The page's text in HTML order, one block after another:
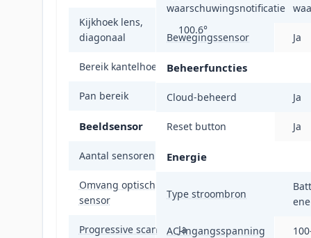
Kijkhoek lens,
diagonaal
100.6°
Bereik kantelhoek 0 - 90°
Pan bereik 0 - 340°
Beeldsensor
Aantal sensoren 1
Omvang optische
sensor
2.8")
Progressive scan Ja
waarschuwingsnotificatie
Bewegingssensor Ja
Beheerfuncties
Cloud-beheerd Ja
Reset button Ja
Energie
Type stroombron
AC-ingangsspanning